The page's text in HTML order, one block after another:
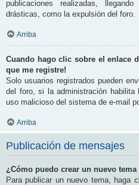
publicaciones realizadas,
drásticas, como la expulsión del foro.
Arriba
Cuando hago clic sobre el enlace
que me registre!
Solo usuarios registrados pueden
del foro, si la administración habilita
uso malicioso del sistema de e-mail
Arriba
Publicación de mensajes
¿Cómo puedo crear un nuevo
Para publicar un nuevo tema, haga